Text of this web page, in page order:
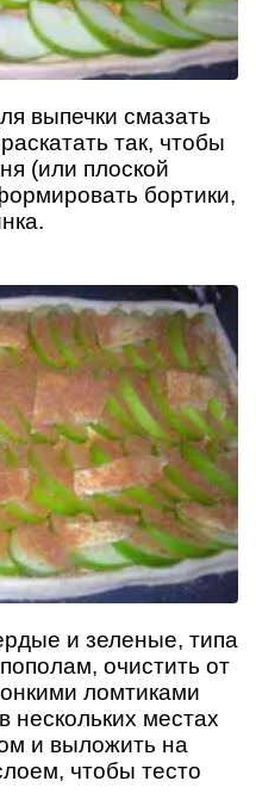
выпечки смазать
так, чтобы
(или плоской
бортики,
и зеленые, типа
очистить от
ломтиками
нескольких местах
и выложить на
чтобы тесто